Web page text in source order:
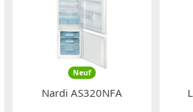
Neuf
Nardi AS320NFA